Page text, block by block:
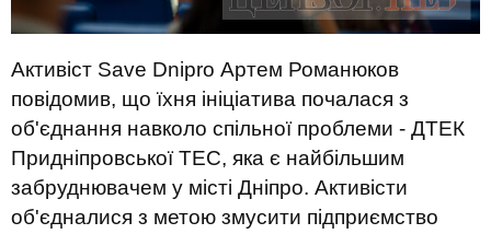
Активіст Save Dnipro Артем Романюков
повідомив, що їхня ініціатива почалася з
об'єднання навколо спільної проблеми - ДТЕК
Придніпровської ТЕС, яка є найбільшим
забруднювачем у місті Дніпро. Активісти
об'єдналися з метою змусити підприємство